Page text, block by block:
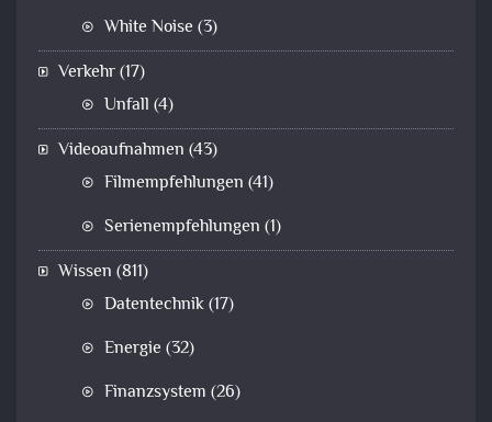
White Noise (3)
Verkehr(17)
Unfall (4)
Videoaufnahmen (43)
Filmempfehlungen (41)
Serienempfehlungen (1)
Wissen (811)
Datentechnik(17)
Energie (32)
Finanzsystem (26)